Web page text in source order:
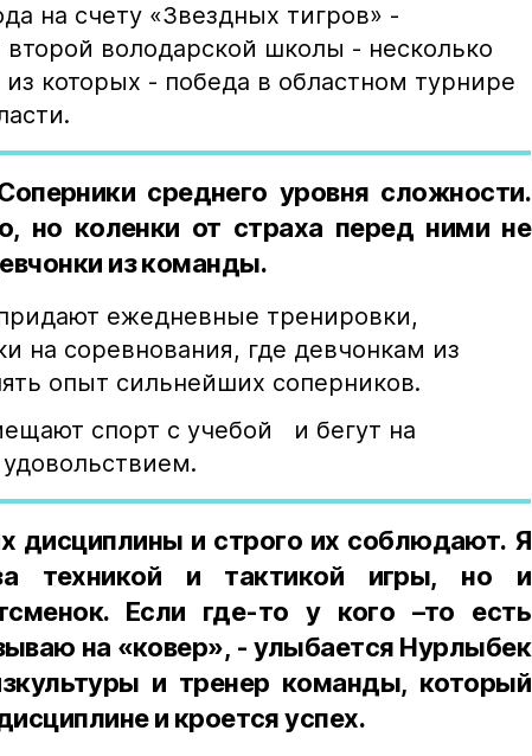
на счету «Звездных тигров» -
володарской школы - несколько
из которых - победа в областном турнире
среднего уровня сложности.
но коленки от страха перед ними не
из команды.
ежедневные тренировки,
на соревнования, где девчонкам из
опыт сильнейших соперников.
спорт с учебой и бегут на
дисциплины и строго их соблюдают. Я
техникой и тактикой игры, но и
Если где-то у кого –то есть
на «ковер», - улыбается Нурлыбек
и тренер команды, который
и кроется успех.